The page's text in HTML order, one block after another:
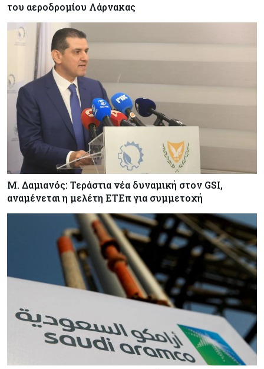
για όλα. Κι όμως έχασε (σχεδόν) τα πάντα
Κόσμος
Η Ινδία ανεβάζει ταχύτητα στη διάλυση πλοίων
– Στο 35,4% το παγκόσμιο μερίδιό της
Κύπρος 06-08-2026
ΠτΔ: Υπεράνω όλων το δημόσιο συμφέρον – Όλα
όσα έγιναν στην τελετή διαβεβαίωσης των
νέων μελών της κυβέρνησης
του αεροδρομίου Λάρνακας
Μ. Δαμιανός: Τεράστια νέα δυναμική στον GSI,
αναμένεται η μελέτη ΕΤΕπ για συμμετοχή